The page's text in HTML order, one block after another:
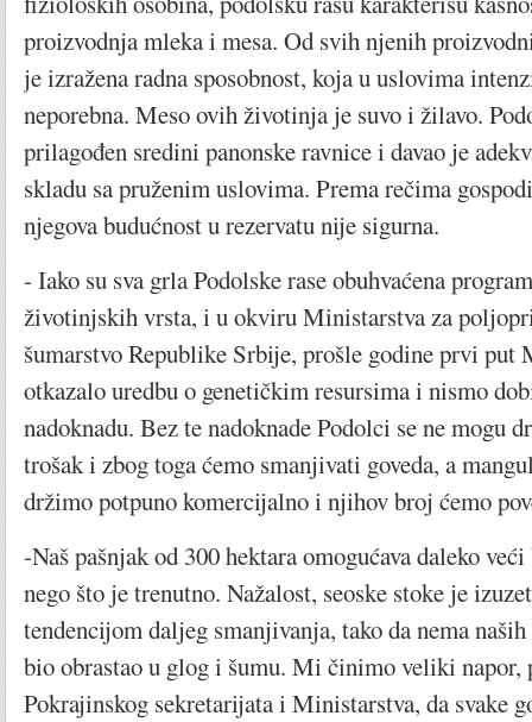
proizvodnja mleka i mesa. Od svih njenih
je izražena radna sposobnost, koja u uslovima
neporebna. Meso ovih životinja je suvo i žilavo.
prilagođen sredini panonske ravnice i davao je
skladu sa pruženim uslovima. Prema rečima
njegova budućnost u rezervatu nije sigurna.
- Iako su sva grla Podolske rase obuhvaćena
životinjskih vrsta, i u okviru Ministarstva za
šumarstvo Republike Srbije, prošle godine prvi put
otkazalo uredbu o genetičkim resursima i nismo
nadoknadu. Bez te nadoknade Podolci se ne mogu
trošak i zbog toga ćemo smanjivati goveda, a
držimo potpuno komercijalno i njihov broj ćemo
-Naš pašnjak od 300 hektara omogućava daleko
nego što je trenutno. Nažalost, seoske stoke je
tendencijom daljeg smanjivanja, tako da nema
bio obrastao u glog i šumu. Mi činimo veliki napor,
Pokrajinskog sekretarijata i Ministarstva, da svake